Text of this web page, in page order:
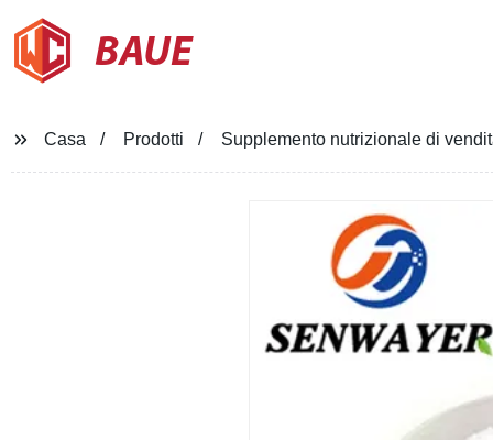
BAUE
Casa Prodotti Supplemento nutrizionale di